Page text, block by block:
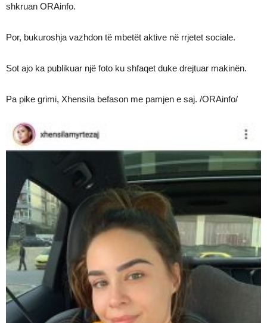
shkruan ORAinfo.
Por, bukuroshja vazhdon të mbetët aktive në rrjetet sociale.
Sot ajo ka publikuar një foto ku shfaqet duke drejtuar makinën.
Pa pike grimi, Xhensila befason me pamjen e saj. /ORAinfo/